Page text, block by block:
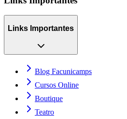
Links Importantes
Blog Facunicamps
Cursos Online
Boutique
Teatro